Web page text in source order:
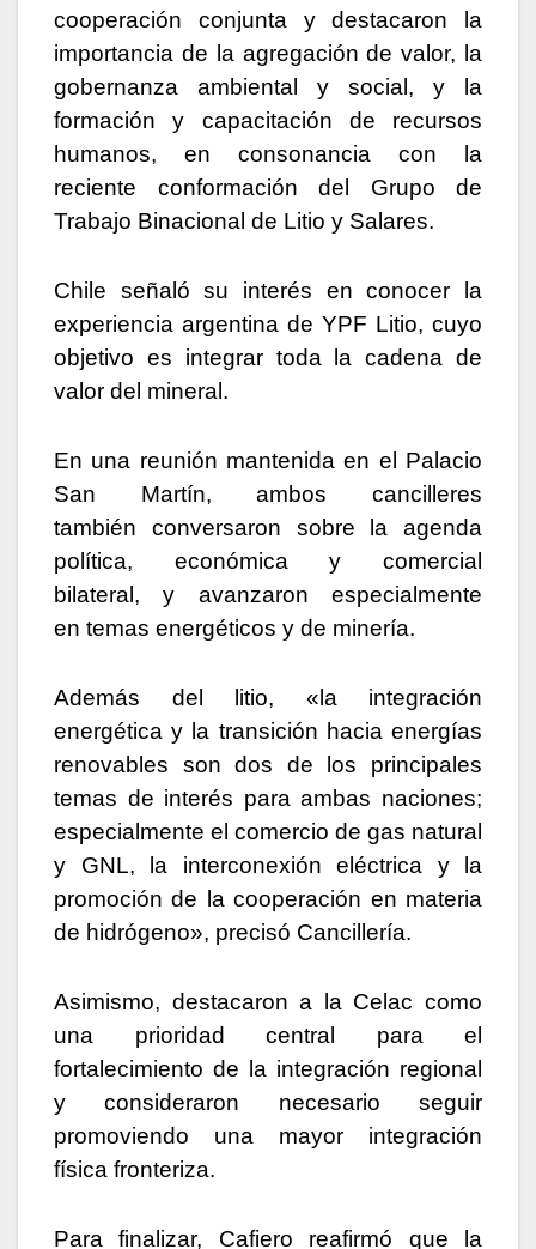
cooperación conjunta y destacaron la
importancia de la agregación de valor, la
gobernanza ambiental y social, y la
formación y capacitación de recursos
humanos, en consonancia con la
reciente conformación del Grupo de
Trabajo Binacional de Litio y Salares.
Chile señaló su interés en conocer la
experiencia argentina de YPF Litio, cuyo
objetivo es integrar toda la cadena de
valor del mineral.
En una reunión mantenida en el Palacio
San Martín, ambos cancilleres
también conversaron sobre la agenda
política, económica y comercial
bilateral, y avanzaron especialmente
en temas energéticos y de minería.
Además del litio, «la integración
energética y la transición hacia energías
renovables son dos de los principales
temas de interés para ambas naciones;
especialmente el comercio de gas natural
y GNL, la interconexión eléctrica y la
promoción de la cooperación en materia
de hidrógeno», precisó Cancillería.
Asimismo, destacaron a la Celac como
una prioridad central para el
fortalecimiento de la integración regional
y consideraron necesario seguir
promoviendo una mayor integración
física fronteriza.
Para finalizar, Cafiero reafirmó que la